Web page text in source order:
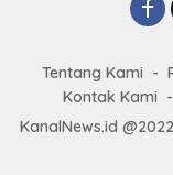
Tentang Kami
Kontak Kami
KanalNews.id